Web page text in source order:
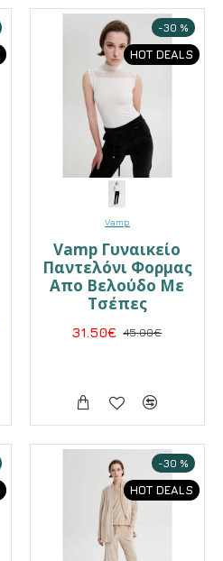
HOT DEALS
-30 %
Vamp
Vamp Γυναικείο
Παντελόνι Φορμας
Απο Βελούδο Με
Τσέπες
31.50€ 45.00€
HOT DEALS
-30 %